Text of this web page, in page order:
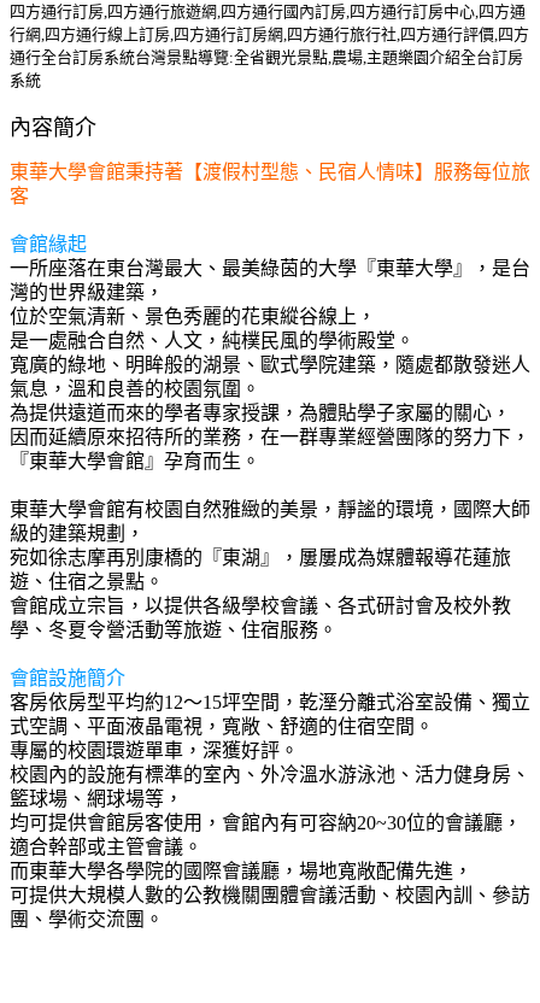
四方通行訂房,四方通行旅遊網,四方通行國內訂房,四方通行訂房中心,四方通
行網,四方通行線上訂房,四方通行訂房網,四方通行旅行社,四方通行評價,四方
通行全台訂房系統台灣景點導覽:全省觀光景點,農場,主題樂園介紹全台訂房
系統
內容簡介
東華大學會館秉持著【渡假村型態、民宿人情味】服務每位旅
客
會館緣起
一所座落在東台灣最大、最美綠茵的大學『東華大學』，是台
灣的世界級建築，
位於空氣清新、景色秀麗的花東縱谷線上，
是一處融合自然、人文，純樸民風的學術殿堂。
寬廣的綠地、明眸般的湖景、歐式學院建築，隨處都散發迷人
氣息，溫和良善的校園氛圍。
為提供遠道而來的學者專家授課，為體貼學子家屬的關心，
因而延續原來招待所的業務，在一群專業經營團隊的努力下，
『東華大學會館』孕育而生。
東華大學會館有校園自然雅緻的美景，靜謐的環境，國際大師
級的建築規劃，
宛如徐志摩再別康橋的『東湖』，屢屢成為媒體報導花蓮旅
遊、住宿之景點。
會館成立宗旨，以提供各級學校會議、各式研討會及校外教
學、冬夏令營活動等旅遊、住宿服務。
會館設施簡介
客房依房型平均約12～15坪空間，乾溼分離式浴室設備、獨立
式空調、平面液晶電視，寬敞、舒適的住宿空間。
專屬的校園環遊單車，深獲好評。
校園內的設施有標準的室內、外冷溫水游泳池、活力健身房、
籃球場、網球場等，
均可提供會館房客使用，會館內有可容納20~30位的會議廳，
適合幹部或主管會議。
而東華大學各學院的國際會議廳，場地寬敞配備先進，
可提供大規模人數的公教機關團體會議活動、校園內訓、參訪
團、學術交流團。